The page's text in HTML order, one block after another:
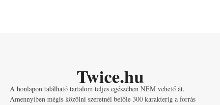
Twice.hu
A honlapon található tartalom teljes egészében NEM vehető át.
Amennyiben mégis közölni szeretnél belőle 300 karakterig a forrás